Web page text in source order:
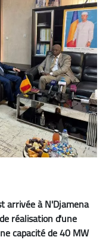
arrivée à N'Djamena
réalisation d'une
capacité de 40 MW